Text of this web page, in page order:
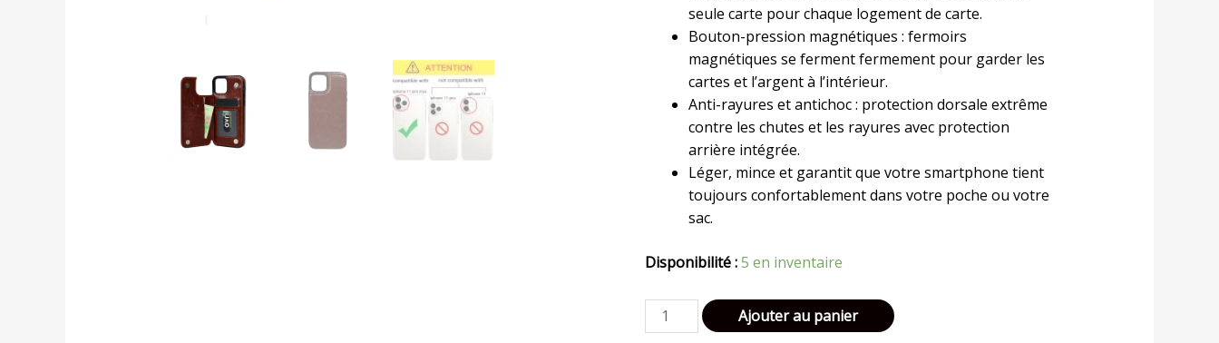
seule carte pour chaque logement de carte.
Bouton-pression magnétiques : fermoirs
magnétiques se ferment fermement pour garder les
cartes et l’argent à l’intérieur.
Anti-rayures et antichoc : protection dorsale extrême
contre les chutes et les rayures avec protection
arrière intégrée.
Léger, mince et garantit que votre smartphone tient
toujours confortablement dans votre poche ou votre
sac.
Disponibilité : 5 en inventaire
quantité
de
Ajouter au panier